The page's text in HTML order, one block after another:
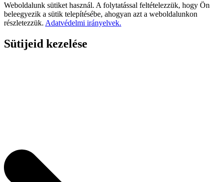
Weboldalunk sütiket használ. A folytatással feltételezzük, hogy Ön
beleegyezik a sütik telepítésébe, ahogyan azt a weboldalunkon
részletezzük. Adatvédelmi irányelvek.
Sütijeid kezelése